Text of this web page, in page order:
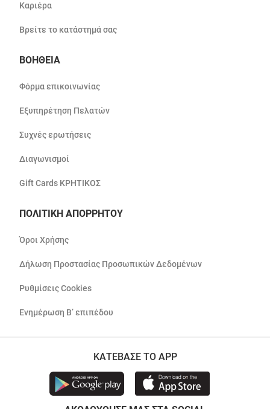
Καριέρα
Βρείτε το κατάστημά σας
ΒΟΗΘΕΙΑ
Φόρμα επικοινωνίας
Εξυπηρέτηση Πελατών
Συχνές ερωτήσεις
Διαγωνισμοί
Gift Cards ΚΡΗΤΙΚΟΣ
ΠΟΛΙΤΙΚΗ ΑΠΟΡΡΗΤΟΥ
Όροι Χρήσης
Δήλωση Προστασίας Προσωπικών Δεδομένων
Ρυθμίσεις Cookies
Ενημέρωση Β’ επιπέδου
ΚΑΤΕΒΑΣΕ ΤΟ APP